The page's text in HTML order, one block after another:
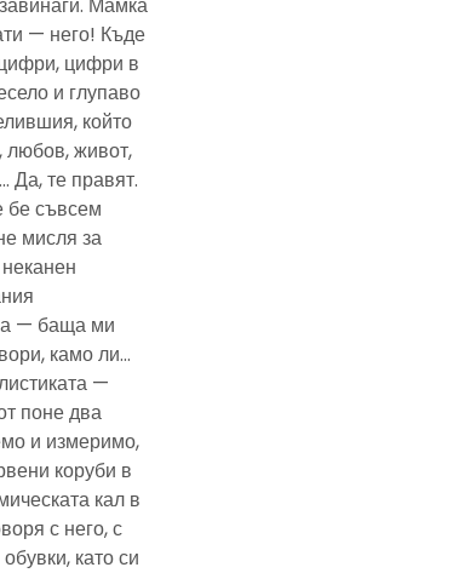
— него! Къде
цифри в
и глупаво
който
любов, живот,
Да, те правят.
бе съвсем
мисля за
— баща ми
камо ли…
—
поне два
и измеримо,
коруби в
кал в
с него, с
като си